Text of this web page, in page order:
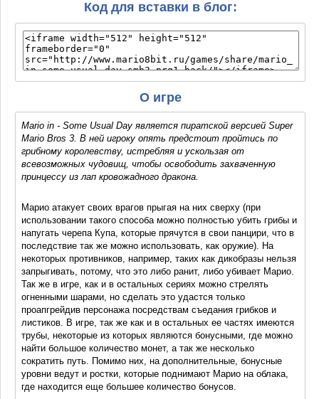
Код для вставки в блог:
О игре
Mario in - Some Usual Day является пиратской версией Super
Mario Bros 3. В ней игроку опять предстоит пройтись по
грибному королевству, истребляя и ускользая от
всевозможных чудовищ, чтобы освободить захваченную
принцессу из лап кровожадного дракона.
Марио атакует своих врагов прыгая на них сверху (при
использовании такого способа можно полностью убить грибы и
напугать черепа Купа, которые прячутся в свои панцири, что в
последствие так же можно использовать, как оружие). На
некоторых противников, например, таких как дикобразы нельзя
запрыгивать, потому, что это либо ранит, либо убивает Марио.
Так же в игре, как и в остальных сериях можно стрелять
огненными шарами, но сделать это удастся только
проапгрейдив персонажа посредствам съедания грибков и
листиков. В игре, так же как и в остальных ее частях имеются
трубы, некоторые из которых являются бонусными, где можно
найти большое количество монет, а так же несколько
сократить путь. Помимо них, на дополнительные, бонусные
уровни ведут и ростки, которые поднимают Марио на облака,
где находится еще большее количество бонусов.